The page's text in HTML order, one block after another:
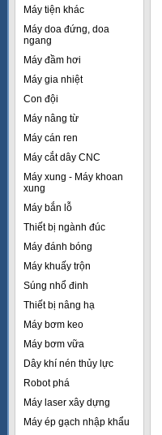
Máy tiện khác
Máy doa đứng, doa
ngang
Máy đầm hơi
Máy gia nhiệt
Con đội
Máy nâng từ
Máy cán ren
Máy cắt dây CNC
Máy xung - Máy khoan
xung
Máy bắn lỗ
Thiết bị ngành đúc
Máy đánh bóng
Máy khuấy trộn
Súng nhổ đinh
Thiết bị nâng hạ
Máy bơm keo
Máy bơm vữa
Dây khí nén thủy lực
Robot phá
Máy laser xây dựng
Máy ép gạch nhập khẩu